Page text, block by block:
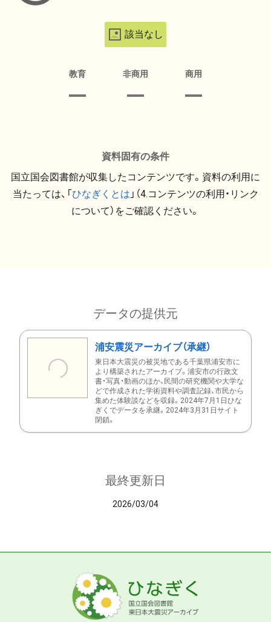
該当なし
教育 非商用 商用
資料固有の条件
国立国会図書館が収集したコンテンツです。資料の利用に
当たっては、「ひなぎくとは 」（4.コンテンツの利用・リンク
について）をご確認ください。
データの提供元
浦安震災アーカイブ（承継）
東日本大震災の被災地である千葉県浦安市に
より構築されたアーカイブ。浦安市の行政文
書・写真・動画のほか、民間の研究機関や大学な
どで作成された学術資料や調査記録、市民から
集めた体験談などを収録。2024年7月1日ひな
ぎくでデータを承継。2024年3月31日サイト
閉鎖。
最終更新日
2026/03/04